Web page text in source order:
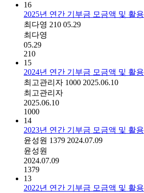
16
2025년 연간 기부금 모금액 및 활
최다영 210 05.29
최다영
05.29
210
15
2024년 연간 기부금 모금액 및 활
최고관리자 1000 2025.06.10
최고관리자
2025.06.10
1000
14
2023년 연간 기부금 모금액 및 활
윤성원 1379 2024.07.09
윤성원
2024.07.09
1379
13
2022년 연간 기부금 모금액 및 활